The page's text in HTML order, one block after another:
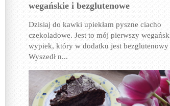
wegańskie i bezglutenowe
Dzisiaj do kawki upiekłam pyszne ciacho
czekoladowe. Jest to mój pierwszy
wypiek, który w dodatku jest bezglutenowy
Wyszedł n...